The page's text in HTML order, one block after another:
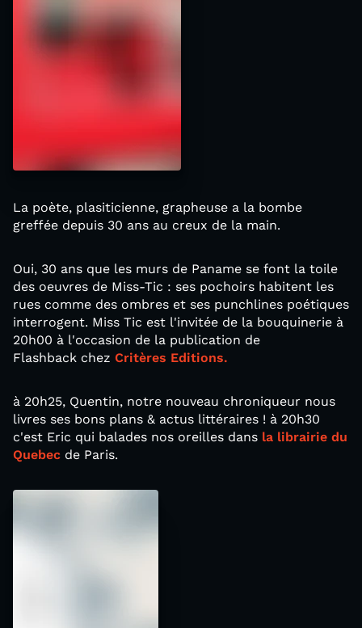
La poète, plasiticienne, grapheuse a la bombe
greffée depuis 30 ans au creux de la main.
Oui, 30 ans que les murs de Paname se font la toile
des oeuvres de Miss-Tic : ses pochoirs habitent les
rues comme des ombres et ses punchlines poétiques
interrogent. Miss Tic est l'invitée de la bouquinerie à
20h00 à l'occasion de la publication de
Flashback chez Critères Editions.
à 20h25, Quentin, notre nouveau chroniqueur nous
livres ses bons plans & actus littéraires ! à 20h30
c'est Eric qui balades nos oreilles dans la librairie du
Quebec de Paris.